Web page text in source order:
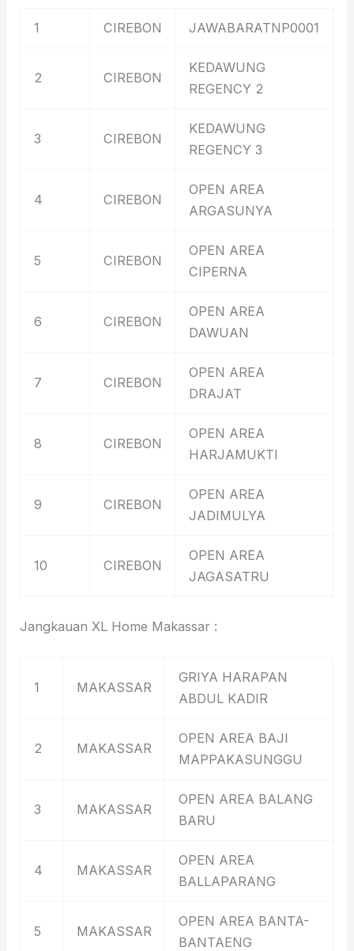
1 CIREBON JAWABARATNP0001
2 CIREBON
KEDAWUNG
REGENCY 2
3 CIREBON
KEDAWUNG
REGENCY 3
4 CIREBON
OPEN AREA
ARGASUNYA
5 CIREBON
OPEN AREA
CIPERNA
6 CIREBON
OPEN AREA
DAWUAN
7 CIREBON
OPEN AREA
DRAJAT
8 CIREBON
OPEN AREA
HARJAMUKTI
9 CIREBON
OPEN AREA
JADIMULYA
10 CIREBON
OPEN AREA
JAGASATRU
Jangkauan XL Home Makassar :
1 MAKASSAR
GRIYA HARAPAN
ABDUL KADIR
2 MAKASSAR
OPEN AREA BAJI
MAPPAKASUNGGU
3 MAKASSAR
OPEN AREA BALANG
BARU
4 MAKASSAR
OPEN AREA
BALLAPARANG
5 MAKASSAR
OPEN AREA BANTA-
BANTAENG